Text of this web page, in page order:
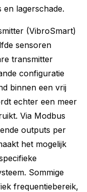
lagerschade.
(VibroSmart)
sensoren
transmitter
configuratie
binnen een vrij
echter een meer
Via Modbus
outputs per
het mogelijk
Sommige
frequentiebereik,